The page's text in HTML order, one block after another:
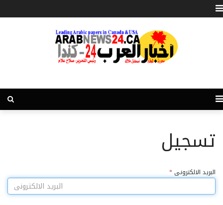
تسجيل
البريد الالكترونى *